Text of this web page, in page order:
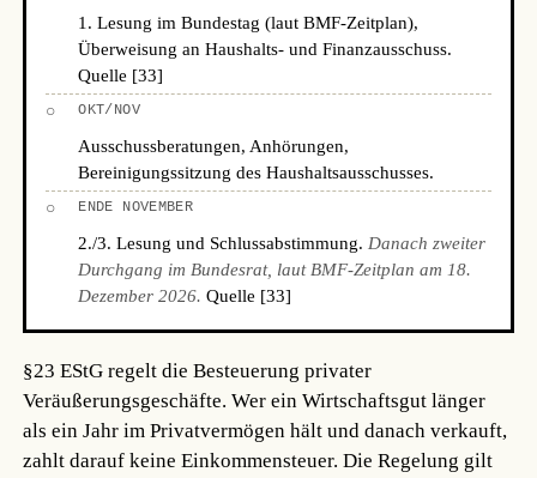
1. Lesung im Bundestag (laut BMF-Zeitplan),
Überweisung an Haushalts- und Finanzausschuss.
Quelle [33]
○ OKT/NOV
Ausschussberatungen, Anhörungen,
Bereinigungssitzung des Haushaltsausschusses.
○ ENDE NOVEMBER
2./3. Lesung und Schlussabstimmung. Danach zweiter
Durchgang im Bundesrat, laut BMF-Zeitplan am 18.
Dezember 2026. Quelle [33]
§23 EStG regelt die Besteuerung privater
Veräußerungsgeschäfte. Wer ein Wirtschaftsgut länger
als ein Jahr im Privatvermögen hält und danach verkauft,
zahlt darauf keine Einkommensteuer. Die Regelung gilt